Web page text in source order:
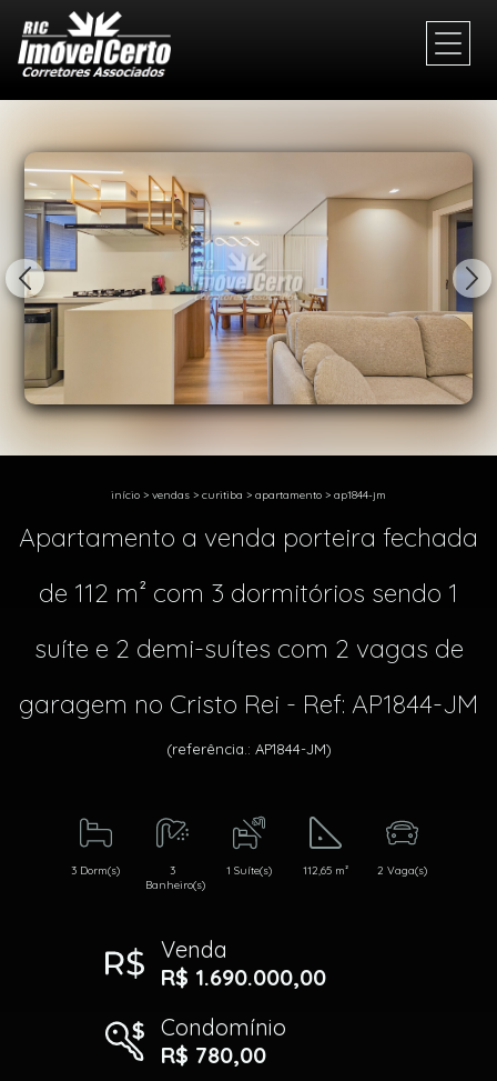
início > vendas > curitiba > apartamento > ap1844-jm
Apartamento a venda porteira fechada
de 112 m² com 3 dormitórios sendo 1
suíte e 2 demi-suítes com 2 vagas de
garagem no Cristo Rei - Ref: AP1844-JM
(referência.: AP1844-JM)
3 Dorm(s)
3
Banheiro(s)
1 Suíte(s) 112,65 m² 2 Vaga(s)
Venda
R$ 1.690.000,00
Condomínio
R$ 780,00